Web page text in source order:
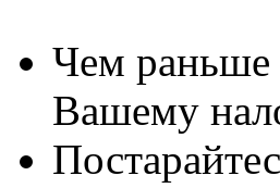
Чем раньше
Вашему